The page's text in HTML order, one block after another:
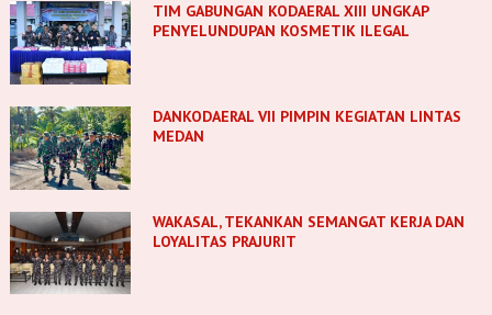
TIM GABUNGAN KODAERAL XIII UNGKAP
PENYELUNDUPAN KOSMETIK ILEGAL
DANKODAERAL VII PIMPIN KEGIATAN LINTAS
MEDAN
WAKASAL, TEKANKAN SEMANGAT KERJA DAN
LOYALITAS PRAJURIT